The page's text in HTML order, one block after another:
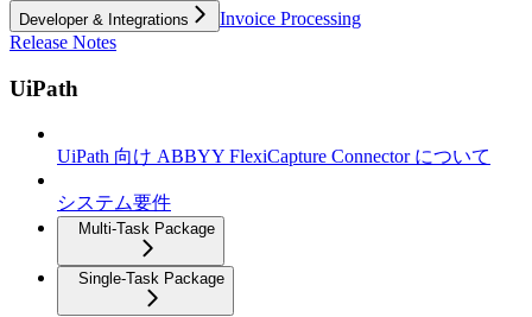
Developer & Integrations
Invoice Processing
Release Notes
UiPath
UiPath 向け ABBYY FlexiCapture Connector について
システム要件
Multi-Task Package
Single-Task Package